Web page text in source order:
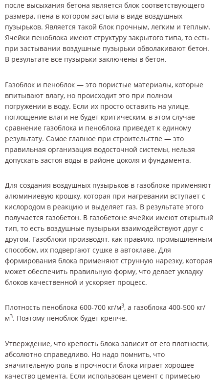
после высыхания бетона является блок соответствующего
размера, пена в котором застыла в виде воздушных
пузырьков. Является такой блок прочным, легким и теплым.
Ячейки пеноблока имеют структуру закрытого типа, то есть
при застывании воздушные пузырьки обволакивают бетон.
В результате все пузырьки заключены в бетон.
Газоблок и пеноблок — это пористые материалы, которые
впитывают влагу, но происходит это при полном
погружении в воду. Если их просто оставить на улице,
поглощение влаги не будет критическим, в этом случае
сравнение газоблока и пеноблока приведет к единому
результату. Самое главное при строительстве — это
правильная организация водосточной системы, нельзя
допускать застоя воды в районе цоколя и фундамента.
Для создания воздушных пузырьков в газоблоке применяют
алюминиевую крошку, которая при нагревании вступает с
кислородом в реакцию и выделяет газ. В результате этого
получается газобетон. В газобетоне ячейки имеют открытый
тип, то есть воздушные пузырьки взаимодействуют друг с
другом. Газоблоки производят, как правило, промышленным
способом, их подвергают сушке в автоклаве. Для
формирования блока применяют струнную нарезку, которая
может обеспечить правильную форму, что делает укладку
блоков качественной и ускоряет процесс.
Плотность пеноблока 600-700 кг/м3, а газоблока 400-500 кг/
м3. Поэтому пеноблок будет крепче.
Утверждение, что крепость блока зависит от его плотности,
абсолютно справедливо. Но надо помнить, что
значительную роль в прочности блока играет хорошее
качество цемента. Если использован цемент с примесью